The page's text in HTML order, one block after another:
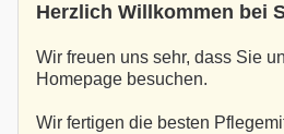
Herzlich Willkommen bei
Wir freuen uns sehr, dass Sie
Homepage besuchen.
Wir fertigen die besten